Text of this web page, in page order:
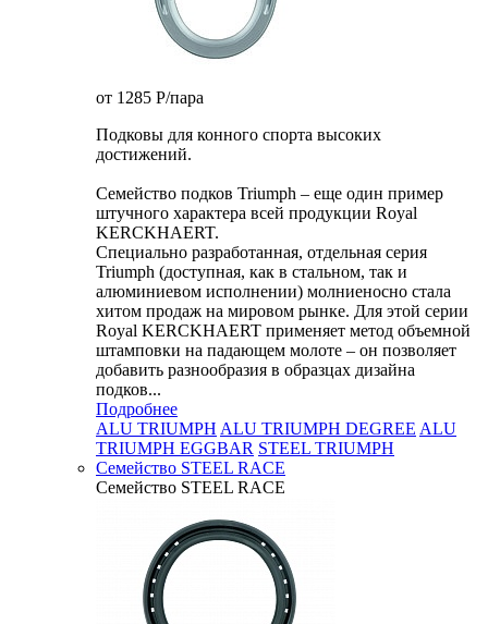
от 1285 P/пара
Подковы для конного спорта высоких
достижений.
Семейство подков Triumph – еще один пример
штучного характера всей продукции Royal
KERCKHAERT.
Специально разработанная, отдельная серия
Triumph (доступная, как в стальном, так и
алюминиевом исполнении) молниеносно стала
хитом продаж на мировом рынке. Для этой серии
Royal KERCKHAERT применяет метод объемной
штамповки на падающем молоте – он позволяет
добавить разнообразия в образцах дизайна
подков...
Подробнее
ALU TRIUMPH ALU TRIUMPH DEGREE ALU
TRIUMPH EGGBAR STEEL TRIUMPH
Семейство STEEL RACE
Семейство STEEL RACE